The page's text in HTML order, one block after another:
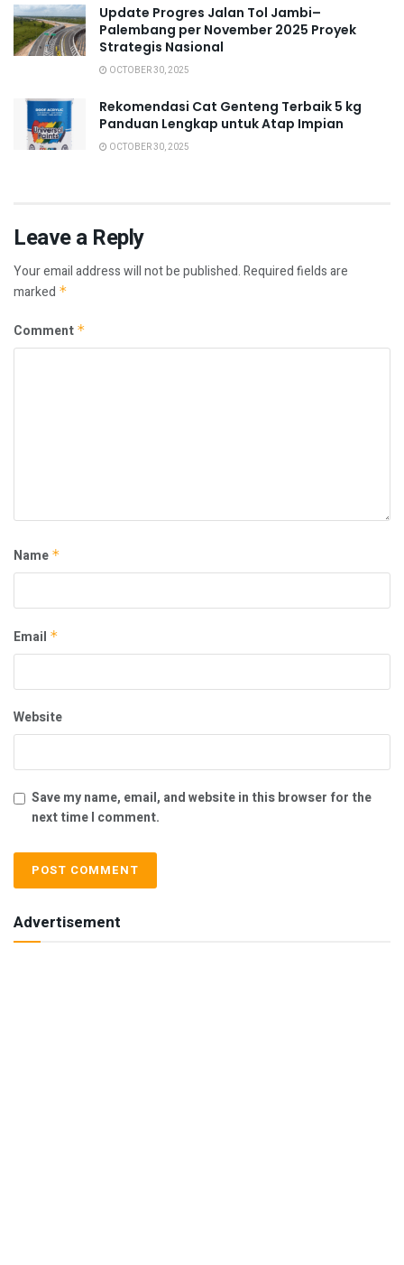
Update Progres Jalan Tol Jambi–
Palembang per November 2025 Proyek
Strategis Nasional
OCTOBER 30, 2025
Rekomendasi Cat Genteng Terbaik 5 kg
Panduan Lengkap untuk Atap Impian
OCTOBER 30, 2025
Leave a Reply
Your email address will not be published.Required fields are
marked *
Comment *
Name *
Email *
Website
Save my name, email, and website in this browser for the
next time I comment.
Advertisement